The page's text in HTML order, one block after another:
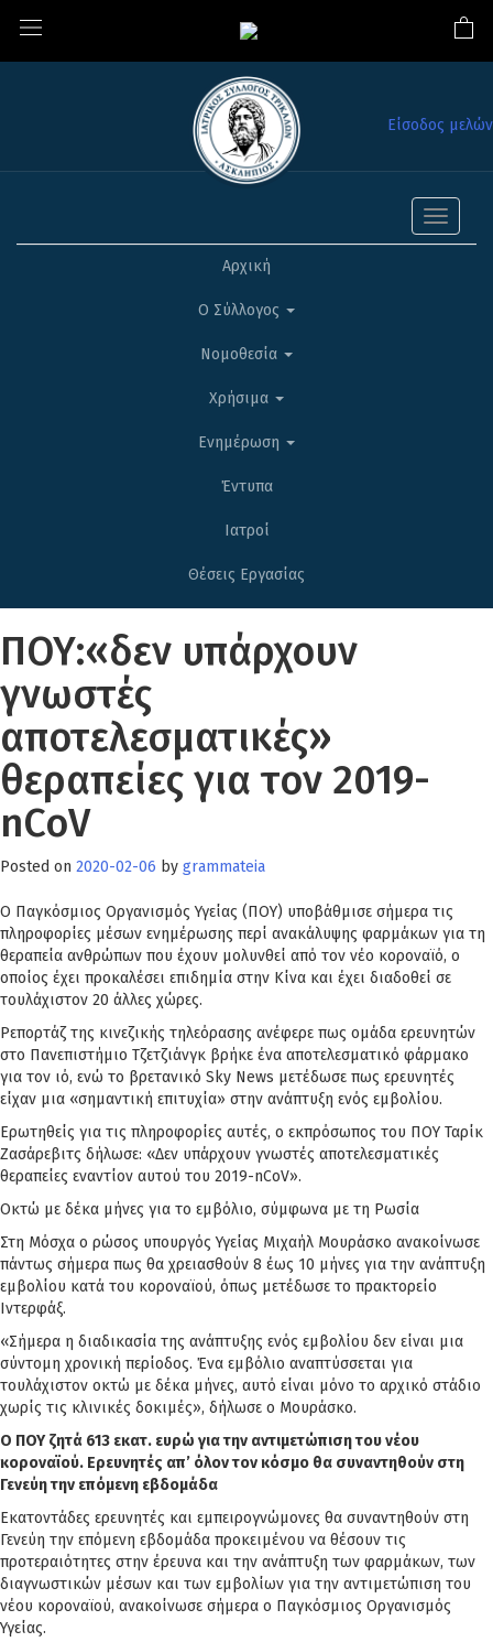
Είσοδος μελών
Toggle
Αρχική
Ο Σύλλογος
Νομοθεσία
Χρήσιμα
Ενημέρωση
Έντυπα
Ιατροί
Θέσεις Εργασίας
ΠΟΥ:«δεν υπάρχουν
γνωστές
αποτελεσματικές»
θεραπείες για τον 2019-
nCoV
Posted on 2020-02-06 by grammateia
Ο Παγκόσμιος Οργανισμός Υγείας (ΠΟΥ) υποβάθμισε σήμερα τις
πληροφορίες μέσων ενημέρωσης περί ανακάλυψης φαρμάκων για τη
θεραπεία ανθρώπων που έχουν μολυνθεί από τον νέο κοροναϊό, ο
οποίος έχει προκαλέσει επιδημία στην Κίνα και έχει διαδοθεί σε
τουλάχιστον 20 άλλες χώρες.
Ρεπορτάζ της κινεζικής τηλεόρασης ανέφερε πως ομάδα ερευνητών
στο Πανεπιστήμιο Τζετζιάνγκ βρήκε ένα αποτελεσματικό φάρμακο
για τον ιό, ενώ το βρετανικό Sky News μετέδωσε πως ερευνητές
είχαν μια «σημαντική επιτυχία» στην ανάπτυξη ενός εμβολίου.
Ερωτηθείς για τις πληροφορίες αυτές, ο εκπρόσωπος του ΠΟΥ Ταρίκ
Ζασάρεβιτς δήλωσε: «Δεν υπάρχουν γνωστές αποτελεσματικές
θεραπείες εναντίον αυτού του 2019-nCoV».
Οκτώ με δέκα μήνες για το εμβόλιο, σύμφωνα με τη Ρωσία
Στη Μόσχα ο ρώσος υπουργός Υγείας Μιχαήλ Μουράσκο ανακοίνωσε
πάντως σήμερα πως θα χρειασθούν 8 έως 10 μήνες για την ανάπτυξη
εμβολίου κατά του κοροναϊού, όπως μετέδωσε το πρακτορείο
Ιντερφάξ.
«Σήμερα η διαδικασία της ανάπτυξης ενός εμβολίου δεν είναι μια
σύντομη χρονική περίοδος. Ένα εμβόλιο αναπτύσσεται για
τουλάχιστον οκτώ με δέκα μήνες, αυτό είναι μόνο το αρχικό στάδιο
χωρίς τις κλινικές δοκιμές», δήλωσε ο Μουράσκο.
Ο ΠΟΥ ζητά 613 εκατ. ευρώ για την αντιμετώπιση του νέου
κοροναϊού. Ερευνητές απ’ όλον τον κόσμο θα συναντηθούν στη
Γενεύη την επόμενη εβδομάδα
Εκατοντάδες ερευνητές και εμπειρογνώμονες θα συναντηθούν στη
Γενεύη την επόμενη εβδομάδα προκειμένου να θέσουν τις
προτεραιότητες στην έρευνα και την ανάπτυξη των φαρμάκων, των
διαγνωστικών μέσων και των εμβολίων για την αντιμετώπιση του
νέου κοροναϊού, ανακοίνωσε σήμερα ο Παγκόσμιος Οργανισμός
Υγείας.